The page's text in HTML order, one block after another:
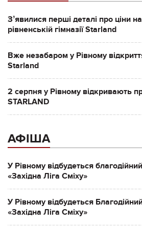
Зʼявилися перші деталі про ціни
рівненській гімназії Starland
Вже незабаром у Рівному
Starland
2 серпня у Рівному відкривають
STARLAND
АФІША
У Рівному відбудеться
«Західна Ліга Сміху»
У Рівному відбудеться
«Західна Ліга Сміху»